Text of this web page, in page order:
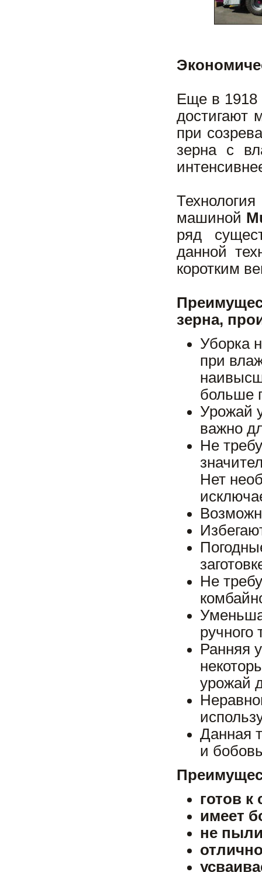
Еще в 1918
достигают
при
зерна с
машиной
ряд
данной
коротким
зерна,
Уборка
при
больше
Урожай
важно
Не
Нет
Не
ручного
Ранняя
урожай
Данная
и
готов
имеет
не